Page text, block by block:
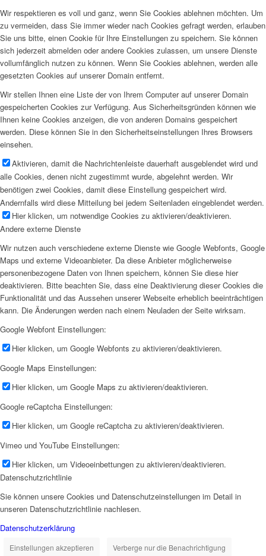
Wir respektieren es voll und ganz, wenn Sie Cookies ablehnen möchten. Um
zu vermeiden, dass Sie immer wieder nach Cookies gefragt werden, erlauben
Sie uns bitte, einen Cookie für Ihre Einstellungen zu speichern. Sie können
sich jederzeit abmelden oder andere Cookies zulassen, um unsere Dienste
vollumfänglich nutzen zu können. Wenn Sie Cookies ablehnen, werden alle
gesetzten Cookies auf unserer Domain entfernt.
Wir stellen Ihnen eine Liste der von Ihrem Computer auf unserer Domain
gespeicherten Cookies zur Verfügung. Aus Sicherheitsgründen können wie
Ihnen keine Cookies anzeigen, die von anderen Domains gespeichert
werden. Diese können Sie in den Sicherheitseinstellungen Ihres Browsers
einsehen.
Aktivieren, damit die Nachrichtenleiste dauerhaft ausgeblendet wird und
alle Cookies, denen nicht zugestimmt wurde, abgelehnt werden. Wir
benötigen zwei Cookies, damit diese Einstellung gespeichert wird.
Andernfalls wird diese Mitteilung bei jedem Seitenladen eingeblendet werden.
Hier klicken, um notwendige Cookies zu aktivieren/deaktivieren.
Andere externe Dienste
Wir nutzen auch verschiedene externe Dienste wie Google Webfonts, Google
Maps und externe Videoanbieter. Da diese Anbieter möglicherweise
personenbezogene Daten von Ihnen speichern, können Sie diese hier
deaktivieren. Bitte beachten Sie, dass eine Deaktivierung dieser Cookies die
Funktionalität und das Aussehen unserer Webseite erheblich beeinträchtigen
kann. Die Änderungen werden nach einem Neuladen der Seite wirksam.
Google Webfont Einstellungen:
Hier klicken, um Google Webfonts zu aktivieren/deaktivieren.
Google Maps Einstellungen:
Hier klicken, um Google Maps zu aktivieren/deaktivieren.
Google reCaptcha Einstellungen:
Hier klicken, um Google reCaptcha zu aktivieren/deaktivieren.
Vimeo und YouTube Einstellungen:
Hier klicken, um Videoeinbettungen zu aktivieren/deaktivieren.
Datenschutzrichtlinie
Sie können unsere Cookies und Datenschutzeinstellungen im Detail in
unseren Datenschutzrichtlinie nachlesen.
Datenschutzerklärung
Einstellungen akzeptieren Verberge nur die Benachrichtigung